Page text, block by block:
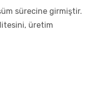
sürecine girmiştir.
üretim